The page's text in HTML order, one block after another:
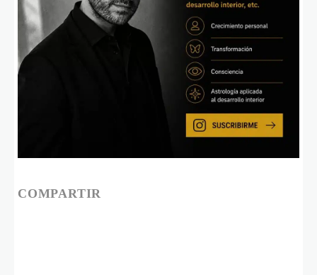
COMPARTIR